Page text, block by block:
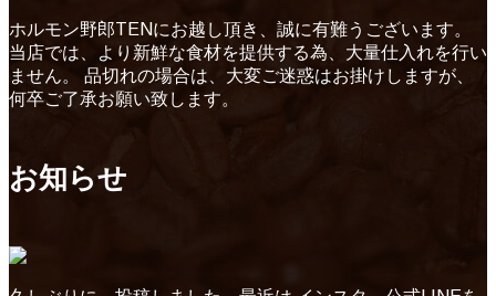
ホルモン野郎TENにお越し頂き、誠に有難うございます。
当店では、より新鮮な食材を提供する為、大量仕入れを行い
ません。 品切れの場合は、大変ご迷惑はお掛けしますが、
何卒ご了承お願い致します。
お知らせ